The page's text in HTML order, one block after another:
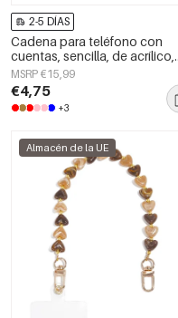
2-5 DÍAS
Cadena para teléfono con
cuentas, sencilla, de acrílico,
accesorio diario.
MSRP €15,99
€4,75
+3
Almacén de la UE